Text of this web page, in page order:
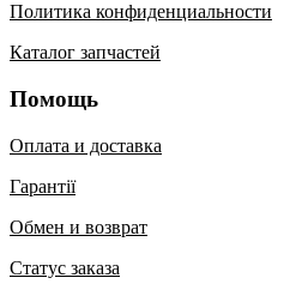
Политика конфиденциальности
Каталог запчастей
Помощь
Оплата и доставка
Гарантії
Обмен и возврат
Статус заказа